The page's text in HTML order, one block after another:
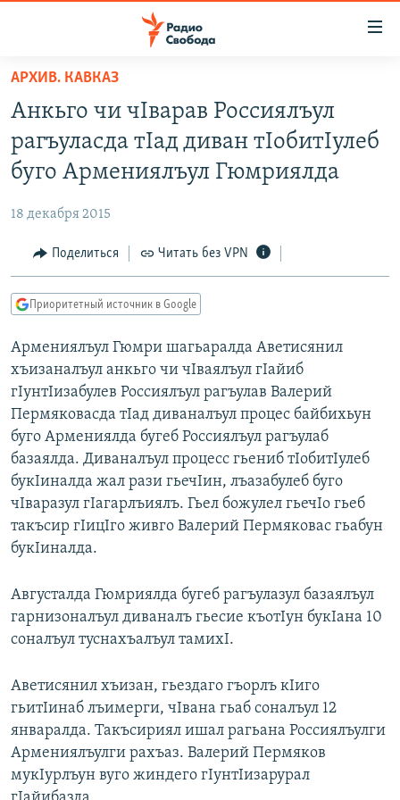
упрощенного
доступа
основному
Вернутся
Вернутся
поиску
АВТОРСКИЕ ПРОЕКТЫ
МНЕНИЯ
КУЛЬТУРА
КАВКАЗ.РЕАЛИИ
СЕВЕР.РЕАЛИИ
СИБИРЬ.РЕАЛИИ
РАСПИСАНИЕ ВЕЩАНИЯ
ПОДПИШИТЕСЬ НА РАССЫЛКУ
СОЦИАЛЬНЫЕ СЕТИ
Все сайты РСЕ/РС
АРХИВ. КАВКАЗ
Анкьго чи чIварав Россиялъул
рагъуласда тIад диван тIобитIулеб
буго Армениялъул Гюмриялда
18 декабря 2015
Поделиться Читать без VPN
Приоритетный источник в Google
Армениялъул Гюмри шагьаралда Аветисянил
хъизаналъул анкьго чи чIваялъул гIайиб
гIунтIизабулев Россиялъул рагъулав Валерий
Пермяковасда тIад диваналъул процес байбихьун
буго Армениялда бугеб Россиялъул рагъулаб
базаялда. Диваналъул процесс гьениб тIобитIулеб
букIиналда жал рази гьечIин, лъазабулеб буго
чIваразул гIагарлъиялъ. Гьел божулел гьечIо гьеб
такъсир гIицIго живго Валерий Пермяковас гьабун
букIиналда.
Августалда Гюмриялда бугеб рагъулазул базаялъул
гарнизоналъул диваналъ гьесие къотIун букIана 10
соналъул туснахъалъул тамихI.
Аветисянил хъизан, гьездаго гъорлъ кIиго
гьитIинаб лъимерги, чIвана гьаб соналъул 12
январалда. Такъсириял ишал рагьана Россиялъулги
Армениялъулги рахъаз. Валерий Пермяков
мукIурлъун вуго жиндего гIунтIизарурал